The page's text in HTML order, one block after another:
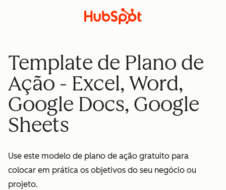
Template de Plano de
Ação - Excel, Word,
Google Docs, Google
Sheets
Use este modelo de plano de ação gratuito para
colocar em prática os objetivos do seu negócio ou
projeto.